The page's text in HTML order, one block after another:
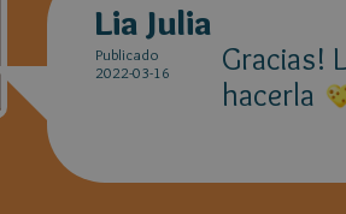
Lia Julia
Publicado
2022-03-16
Gracias!
hacerla